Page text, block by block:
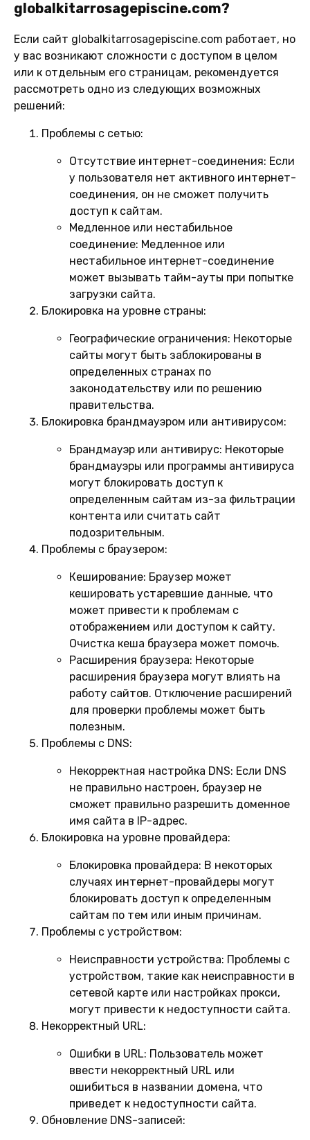
globalkitarrosagepiscine.com?
Если сайт globalkitarrosagepiscine.com работает, но
у вас возникают сложности с доступом в целом
или к отдельным его страницам, рекомендуется
рассмотреть одно из следующих возможных
решений:
Проблемы с сетью:
Отсутствие интернет-соединения: Если
у пользователя нет активного интернет-
соединения, он не сможет получить
доступ к сайтам.
Медленное или нестабильное
соединение: Медленное или
нестабильное интернет-соединение
может вызывать тайм-ауты при попытке
загрузки сайта.
Блокировка на уровне страны:
Географические ограничения: Некоторые
сайты могут быть заблокированы в
определенных странах по
законодательству или по решению
правительства.
Блокировка брандмауэром или антивирусом:
Брандмауэр или антивирус: Некоторые
брандмауэры или программы антивируса
могут блокировать доступ к
определенным сайтам из-за фильтрации
контента или считать сайт
подозрительным.
Проблемы с браузером:
Кеширование: Браузер может
кешировать устаревшие данные, что
может привести к проблемам с
отображением или доступом к сайту.
Очистка кеша браузера может помочь.
Расширения браузера: Некоторые
расширения браузера могут влиять на
работу сайтов. Отключение расширений
для проверки проблемы может быть
полезным.
Проблемы с DNS:
Некорректная настройка DNS: Если DNS
не правильно настроен, браузер не
сможет правильно разрешить доменное
имя сайта в IP-адрес.
Блокировка на уровне провайдера:
Блокировка провайдера: В некоторых
случаях интернет-провайдеры могут
блокировать доступ к определенным
сайтам по тем или иным причинам.
Проблемы с устройством:
Неисправности устройства: Проблемы с
устройством, такие как неисправности в
сетевой карте или настройках прокси,
могут привести к недоступности сайта.
Некорректный URL:
Ошибки в URL: Пользователь может
ввести некорректный URL или
ошибиться в названии домена, что
приведет к недоступности сайта.
Обновление DNS-записей: